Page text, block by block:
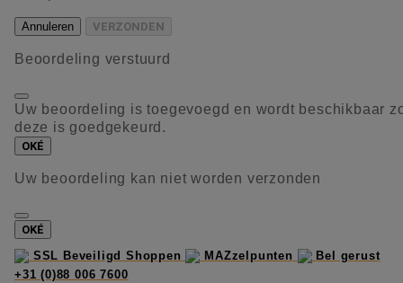
Annuleren VERZONDEN
Beoordeling verstuurd
Uw beoordeling is toegevoegd en wordt beschikbaar
deze is goedgekeurd.
OKÉ
Uw beoordeling kan niet worden verzonden
OKÉ
SSL Beveiligd Shoppen
MAZzelpunten
Bel gerust
+31 (0)88 006 7600